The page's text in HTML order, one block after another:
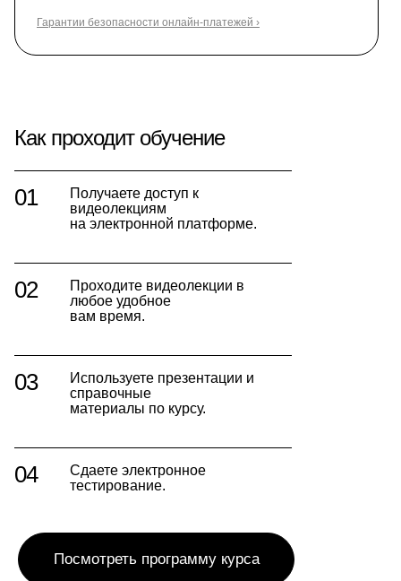
Гарантии безопасности онлайн-платежей ›
Как проходит обучение
Посмотреть программу курса
Сдаете электронное
тестирование.
04
Используете презентации и
справочные
материалы по курсу.
03
Проходите видеолекции в
любое удобное
вам время.
02
Получаете доступ к
видеолекциям
на электронной платформе.
01